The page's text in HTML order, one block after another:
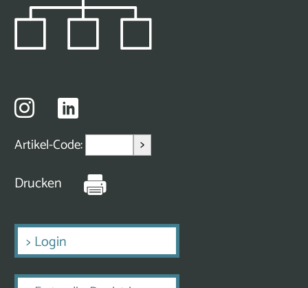
Artikel-Code: >
Drucken
> Login